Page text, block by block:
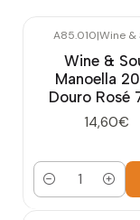
A85.010|Wine &
Wine &
Manoella
Douro Rosé
14,60€
Quantidade